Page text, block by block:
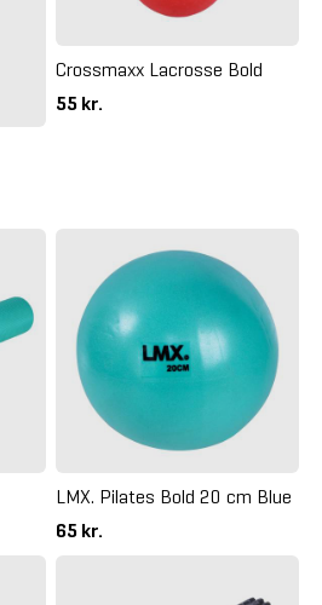
Crossmaxx Lacrosse Bold
55 kr.
LMX. Pilates Bold 20 cm Blue
65 kr.